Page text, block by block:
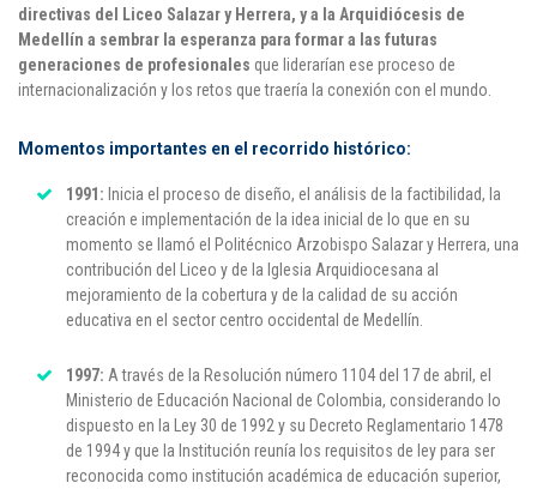
directivas del Liceo Salazar y Herrera, y a la Arquidiócesis de
Medellín a sembrar la esperanza para formar a las futuras
generaciones de profesionales que liderarían ese proceso de
internacionalización y los retos que traería la conexión con el mundo.
Momentos importantes en el recorrido histórico:
1991: Inicia el proceso de diseño, el análisis de la factibilidad, la
creación e implementación de la idea inicial de lo que en su
momento se llamó el Politécnico Arzobispo Salazar y Herrera, una
contribución del Liceo y de la Iglesia Arquidiocesana al
mejoramiento de la cobertura y de la calidad de su acción
educativa en el sector centro occidental de Medellín.
1997: A través de la Resolución número 1104 del 17 de abril, el
Ministerio de Educación Nacional de Colombia, considerando lo
dispuesto en la Ley 30 de 1992 y su Decreto Reglamentario 1478
de 1994 y que la Institución reunía los requisitos de ley para ser
reconocida como institución académica de educación superior,
Empleo
Contáctanos
Comunícate con nosotros
Línea de Atención al Cliente
Campus Estadio: CR 70 # 52-49
(+57) (4) 4 600 700
Medellín - Colombia - Suramérica
Inscripciones permanentes
Denuncia de Corrupción y Sobornos